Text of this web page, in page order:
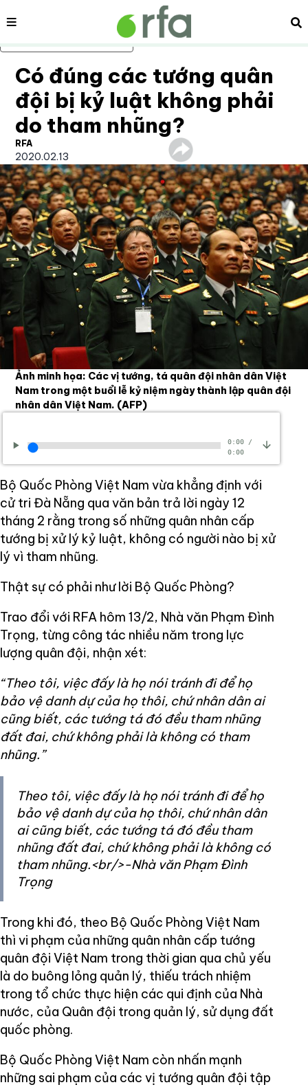
Bỏ qua nội dung chính
Nội dung
Có đúng các tướng quân
đội bị kỷ luật không phải
do tham nhũng?
RFA
2020.02.13
Ảnh minh họa: Các vị tướng, tá quân đội nhân dân Việt
Nam trong một buổi lễ kỷ niệm ngày thành lập quân đội
nhân dân Việt Nam. (AFP)
0:00/
0:00
Bộ Quốc Phòng Việt Nam vừa khẳng định với
cử tri Đà Nẵng qua văn bản trả lời ngày 12
tháng 2 rằng trong số những quân nhân cấp
tướng bị xử lý kỷ luật, không có người nào bị xử
lý vì tham nhũng.
Thật sự có phải như lời Bộ Quốc Phòng?
Trao đổi với RFA hôm 13/2, Nhà văn Phạm Đình
Trọng, từng công tác nhiều năm trong lực
lượng quân đội, nhận xét:
“Theo tôi, việc đấy là họ nói tránh đi để họ
bảo vệ danh dự của họ thôi, chứ nhân dân ai
cũng biết, các tướng tá đó đều tham nhũng
đất đai, chứ không phải là không có tham
nhũng.”
Theo tôi, việc đấy là họ nói tránh đi để họ
bảo vệ danh dự của họ thôi, chứ nhân dân
ai cũng biết, các tướng tá đó đều tham
nhũng đất đai, chứ không phải là không có
tham nhũng.<br/>-Nhà văn Phạm Đình
Trọng
Trong khi đó, theo Bộ Quốc Phòng Việt Nam
thì vi phạm của những quân nhân cấp tướng
quân đội Việt Nam trong thời gian qua chủ yếu
là do buông lỏng quản lý, thiếu trách nhiệm
trong tổ chức thực hiện các qui định của Nhà
nước, của Quân đội trong quản lý, sử dụng đất
quốc phòng.
Bộ Quốc Phòng Việt Nam còn nhấn mạnh
những sai phạm của các vị tướng quân đội tập